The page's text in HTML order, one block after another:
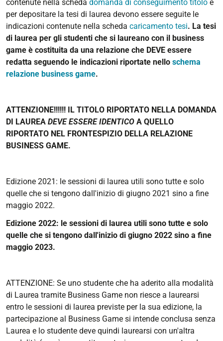
contenute nella scheda domanda di conseguimento titolo e
per depositare la tesi di laurea devono essere seguite le
indicazioni contenute nella scheda caricamento tesi. La tesi
di laurea per gli studenti che si laureano con il business
game è costituita da una relazione che DEVE essere
redatta seguendo le indicazioni riportate nello schema
relazione business game.
ATTENZIONE!!!!!! IL TITOLO RIPORTATO NELLA DOMANDA
DI LAUREA DEVE ESSERE IDENTICO A QUELLO
RIPORTATO NEL FRONTESPIZIO DELLA RELAZIONE
BUSINESS GAME.
Edizione 2021: le sessioni di laurea utili sono tutte e solo
quelle che si tengono dall'inizio di giugno 2021 sino a fine
maggio 2022.
Edizione 2022: le sessioni di laurea utili sono tutte e solo
quelle che si tengono dall'inizio di giugno 2022 sino a fine
maggio 2023.
ATTENZIONE: Se uno studente che ha aderito alla modalità
di Laurea tramite Business Game non riesce a laurearsi
entro le sessioni di laurea previste per la sua edizione, la
partecipazione al Business Game si intende conclusa senza
Laurea e lo studente deve quindi laurearsi con un'altra